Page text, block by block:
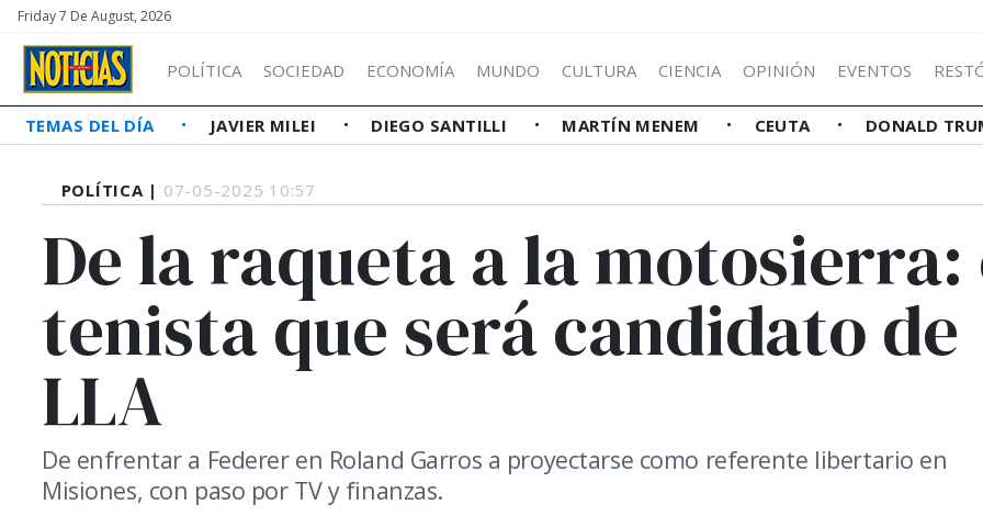
Friday 7 De August, 2026
POLÍTICA SOCIEDAD ECONOMÍA MUNDO CULTURA CIENCIA OPINIÓN EVENTOS
TEMAS DEL DÍA JAVIER MILEI DIEGO SANTILLI MARTÍN MENEM CEUTA DONALD
POLÍTICA | 07-05-2025 10:57
De la raqueta a la motosierra:
tenista que será candidato de
LLA
De enfrentar a Federer en Roland Garros a proyectarse como referente libertario en
Misiones, con paso por TV y finanzas.